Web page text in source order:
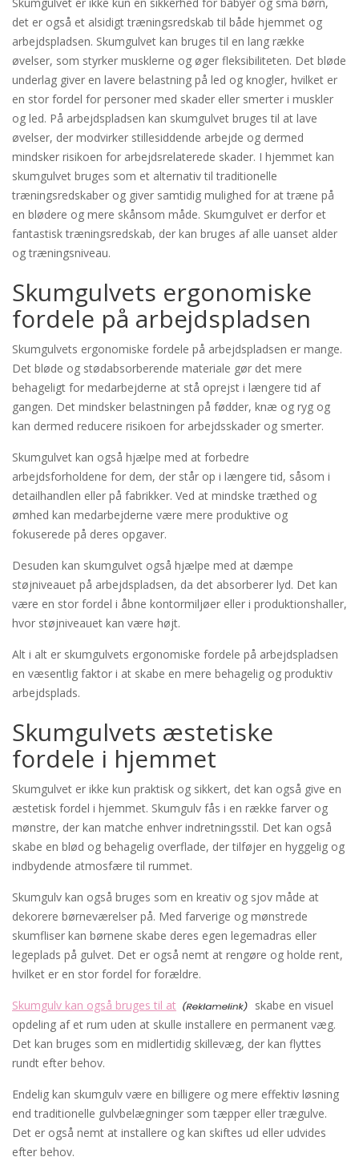
det er også et alsidigt træningsredskab til både hjemmet og
arbejdspladsen. Skumgulvet kan bruges til en lang række
øvelser, som styrker musklerne og øger fleksibiliteten. Det bløde
underlag giver en lavere belastning på led og knogler, hvilket er
en stor fordel for personer med skader eller smerter i muskler
og led. På arbejdspladsen kan skumgulvet bruges til at lave
øvelser, der modvirker stillesiddende arbejde og dermed
mindsker risikoen for arbejdsrelaterede skader. I hjemmet kan
skumgulvet bruges som et alternativ til traditionelle
træningsredskaber og giver samtidig mulighed for at træne på
en blødere og mere skånsom måde. Skumgulvet er derfor et
fantastisk træningsredskab, der kan bruges af alle uanset alder
og træningsniveau.
Skumgulvets ergonomiske
fordele på arbejdspladsen
Skumgulvets ergonomiske fordele på arbejdspladsen er mange.
Det bløde og stødabsorberende materiale gør det mere
behageligt for medarbejderne at stå oprejst i længere tid af
gangen. Det mindsker belastningen på fødder, knæ og ryg og
kan dermed reducere risikoen for arbejdsskader og smerter.
Skumgulvet kan også hjælpe med at forbedre
arbejdsforholdene for dem, der står op i længere tid, såsom i
detailhandlen eller på fabrikker. Ved at mindske træthed og
ømhed kan medarbejderne være mere produktive og
fokuserede på deres opgaver.
Desuden kan skumgulvet også hjælpe med at dæmpe
støjniveauet på arbejdspladsen, da det absorberer lyd. Det kan
være en stor fordel i åbne kontormiljøer eller i produktionshaller,
hvor støjniveauet kan være højt.
Alt i alt er skumgulvets ergonomiske fordele på arbejdspladsen
en væsentlig faktor i at skabe en mere behagelig og produktiv
arbejdsplads.
Skumgulvets æstetiske
fordele i hjemmet
Skumgulvet er ikke kun praktisk og sikkert, det kan også give en
æstetisk fordel i hjemmet. Skumgulv fås i en række farver og
mønstre, der kan matche enhver indretningsstil. Det kan også
skabe en blød og behagelig overflade, der tilføjer en hyggelig og
indbydende atmosfære til rummet.
Skumgulv kan også bruges som en kreativ og sjov måde at
dekorere børneværelser på. Med farverige og mønstrede
skumfliser kan børnene skabe deres egen legemadras eller
legeplads på gulvet. Det er også nemt at rengøre og holde rent,
hvilket er en stor fordel for forældre.
Skumgulv kan også bruges til at
skabe en visuel
opdeling af et rum uden at skulle installere en permanent væg.
Det kan bruges som en midlertidig skillevæg, der kan flyttes
rundt efter behov.
Endelig kan skumgulv være en billigere og mere effektiv løsning
end traditionelle gulvbelægninger som tæpper eller trægulve.
Det er også nemt at installere og kan skiftes ud eller udvides
efter behov.